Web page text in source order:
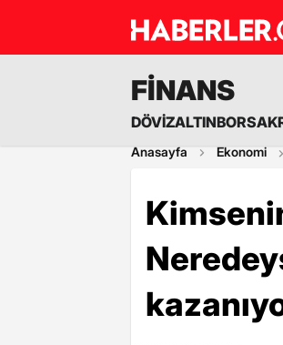
FİNANS
DÖVİZALTINBORSA
Anasayfa Ekonomi